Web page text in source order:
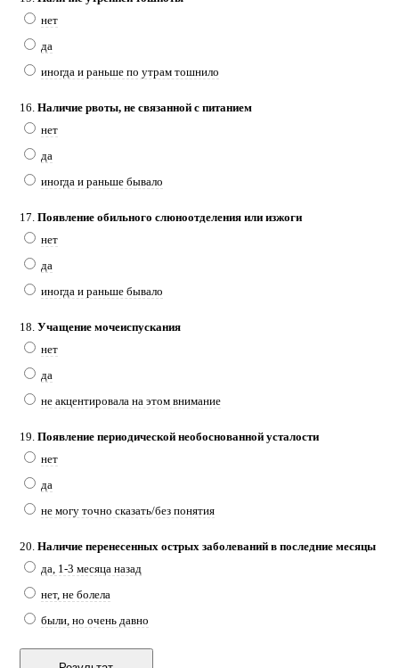
нет
да
иногда и раньше по утрам тошнило
16. Наличие рвоты, не связанной с питанием
нет
да
иногда и раньше бывало
17. Появление обильного слюноотделения или изжоги
нет
да
иногда и раньше бывало
18. Учащение мочеиспускания
нет
да
не акцентировала на этом внимание
19. Появление периодической необоснованной усталости
нет
да
не могу точно сказать/без понятия
20. Наличие перенесенных острых заболеваний в последние месяцы
да, 1-3 месяца назад
нет, не болела
были, но очень давно